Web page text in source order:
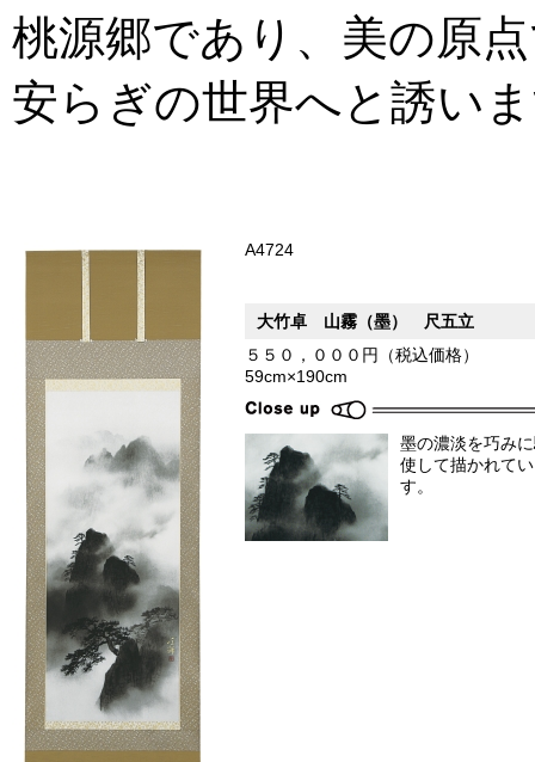
桃源郷であり、美の原
安らぎの世界へと誘い
A4724
大竹卓 山霧（墨） 尺五立
５５０，０００円（税込価格）
59cm×190cm
墨の濃淡を巧み
使して描かれて
す。